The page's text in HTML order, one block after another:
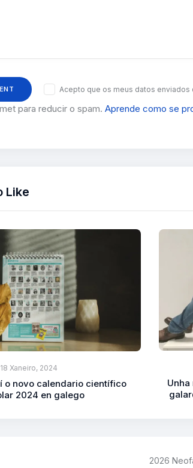
Acepto que os meus datos
para reducir o spam. Aprende como se
Like
18 Xaneiro, 2024
o novo calendario científico
2024 en galego
2026